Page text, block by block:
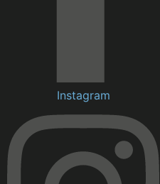
Instagram